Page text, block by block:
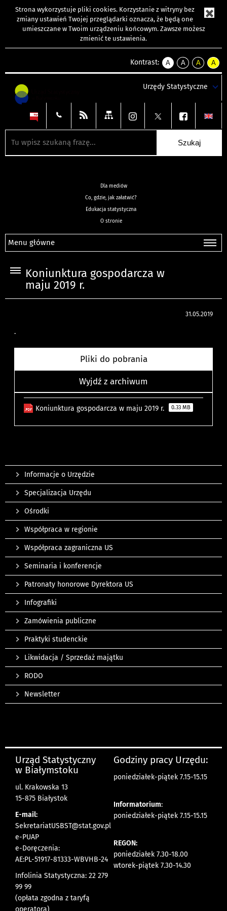
Strona wykorzystuje pliki cookies. Korzystanie z witryny bez
zmiany ustawień Twojej przeglądarki oznacza, że będą one
umieszczane w Twoim urządzeniu końcowym. Zawsze możesz
zmienić te ustawienia.
Kontrast:
A
kontrast
A
kontrast
tekst
czarnym
A
kontrast
tekst
czarnym
A
tekst
żółtym
Urzędy Statystyczne
Dla mediów
Co, gdzie, jak załatwić?
Edukacja statystyczna
O stronie
Menu główne
Koniunktura gospodarcza w
maju 2019 r.
31.05.2019
.
Pliki do pobrania
Wyjdź z archiwum
Koniunktura gospodarcza w maju 2019 r. 0.33 MB
Informacje o Urzędzie
Specjalizacja Urzędu
Ośrodki
Współpraca w regionie
Współpraca zagraniczna US
Seminaria i konferencje
Patronaty honorowe Dyrektora US
Infografiki
Zamówienia publiczne
Praktyki studenckie
Likwidacja / Sprzedaż majątku
RODO
Newsletter
Urząd Statystyczny
w Białymstoku
ul. Krakowska 13
15-875 Białystok
E-mail:
SekretariatUSBST@stat.gov.pl
e-PUAP
e-Doręczenia:
AE:PL-51917-81333-WBVHB-24
Infolinia Statystyczna: 22 279
99 99
(opłata zgodna z taryfą
Godziny pracy Urzędu:
poniedziałek-piątek 7.15-15.15
Informatorium:
poniedziałek-piątek 7.15-15.15
REGON:
poniedziałek 7.30-18.00
wtorek-piątek 7.30-14.30